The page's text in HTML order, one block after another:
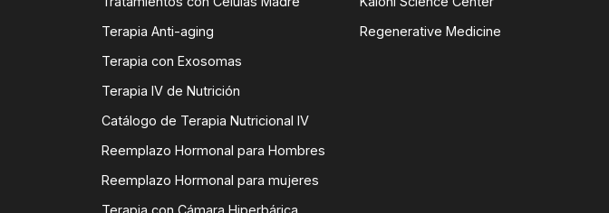
Terapia Anti-aging
Terapia con Exosomas
Terapia IV de Nutrición
Catálogo de Terapia Nutricional IV
Reemplazo Hormonal para Hombres
Reemplazo Hormonal para mujeres
Terapia con Cámara Hiperbárica
Regenerative Medicine